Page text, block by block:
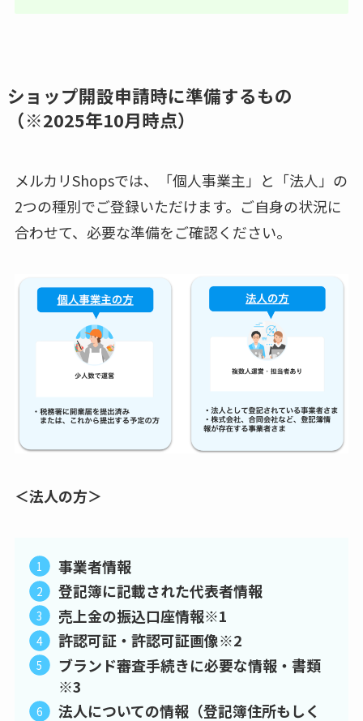
ショップ開設申請時に準備するもの
（※2025年10月時点）
メルカリShopsでは、「個人事業主」と「法人」の
2つの種別でご登録いただけます。ご自身の状況に
合わせて、必要な準備をご確認ください。
＜法人の方＞
事業者情報
登記簿に記載された代表者情報
売上金の振込口座情報※1
許認可証・許認可証画像※2
ブランド審査手続きに必要な情報・書類
※3
法人についての情報（登記簿住所もしく